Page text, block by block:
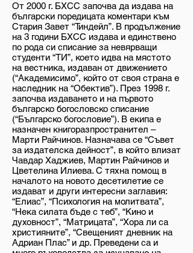
От 2000 г. БХСС започва да издава на
български поредицата коментари към
Стария Завет “Тиндейл”. В продължение
на 3 години БХСС издава и единствено
по рода си списание за невярващи
студенти “ТИ”, което идва на мястото
на вестника, издаван от движението
(“Академисимо”, който от своя страна е
наследник на “Обектив”). През 1998 г.
започва издаването и на първото
българско богословско списание
(“Българско богословие”). В екипа е
назначен книгоразпространител –
Марти Райчинов. Назначава се “Съвет
за издателска дейност”, в който влизат
Чавдар Хаджиев, Мартин Райчинов и
Цветелина Илиева. С тяхна помощ в
началото на новото десетилетие се
издават и други интересни заглавия:
“Елиас”, “Психология на молитвата”,
“Нека силата бъде с теб”, “Kино и
духовност”, “Матрицата”, “Хора ли са
християните”, “Свещеният дневник на
Адриан Плас” и др. Преведени са и